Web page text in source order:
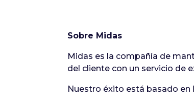
Sobre Midas
Midas es la compañía de
del cliente con un servicio de
Nuestro éxito está basado en